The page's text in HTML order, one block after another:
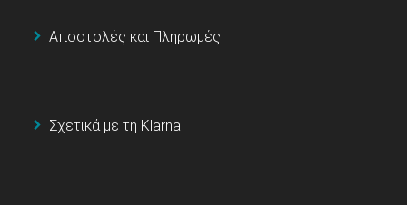
Αποστολές και Πληρωμές
Σχετικά με τη Klarna